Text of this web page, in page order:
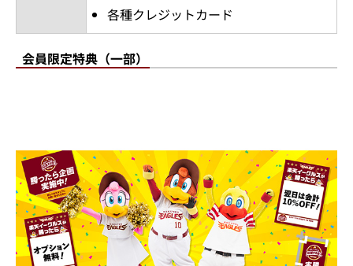
各種クレジットカード
会員限定特典（一部）